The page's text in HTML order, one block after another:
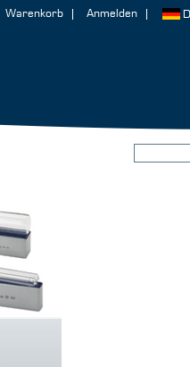
Warenkorb Anmelden